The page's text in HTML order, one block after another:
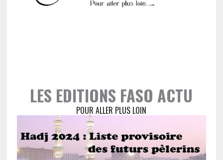
LES EDITIONS FASO ACTU
POUR ALLER PLUS LOIN